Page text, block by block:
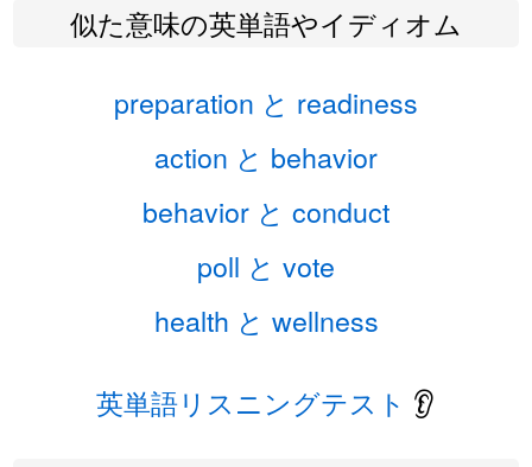
似た意味の英単語やイディオム
preparation と readiness
action と behavior
behavior と conduct
poll と vote
health と wellness
英単語リスニングテスト 👂